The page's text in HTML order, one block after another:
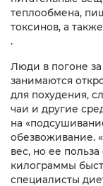
теплообмена,
токсинов, а
.
Люди в погоне
занимаются
для похудения,
чаи и другие
на
обезвоживание.
вес, но ее
килограммы
специалисты